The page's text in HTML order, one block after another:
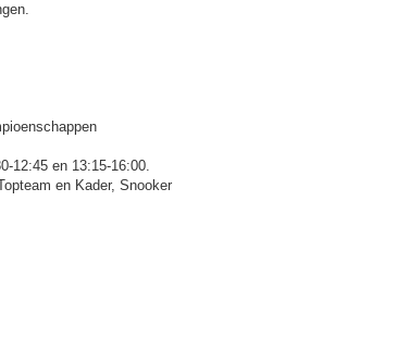
12:45 en 13:15-16:00.
en Kader, Snooker